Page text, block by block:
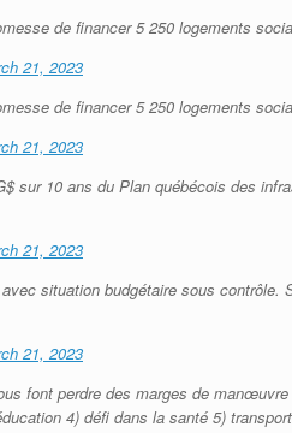
de financer 5 250 logements
21, 2023
de financer 5 250 logements
21, 2023
sur 10 ans du Plan québécois des
21, 2023
situation budgétaire sous contrôle.
21, 2023
font perdre des marges de
4) défi dans la santé 5)